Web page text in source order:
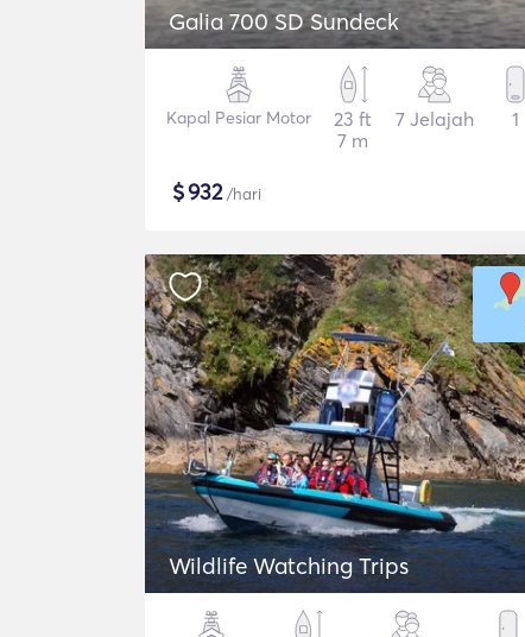
Galia 700 SD Sundeck
Kapal Pesiar Motor
23 ft
7 m
7 Jelajah 1
$932/hari
Wildlife Watching Trips